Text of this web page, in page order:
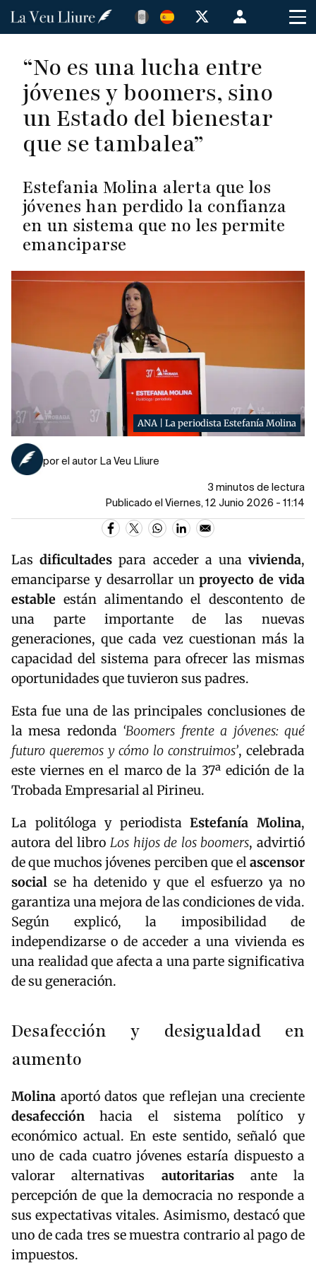
Pasar
principal
Menú
de
cuenta
de
usuario
“No es una lucha entre
jóvenes y boomers, sino
un Estado del bienestar
que se tambalea”
Estefania Molina alerta que los
jóvenes han perdido la confianza
en un sistema que no les permite
emanciparse
ANA | La periodista Estefanía Molina
por el autor La Veu Lliure
3 minutos de lectura
Publicado el Viernes, 12 Junio 2026 - 11:14
Lasdificultades para acceder a unavivienda,
emanciparse y desarrollar unproyecto de vida
estable están alimentando el descontento de
una parte importante de las nuevas
generaciones, que cada vez cuestionan más la
capacidad del sistema para ofrecer las mismas
oportunidades que tuvieron sus padres.
Esta fue una de las principales conclusiones de
la mesa redonda ‘Boomers frente a jóvenes: qué
futuro queremos y cómo lo construimos’, celebrada
este viernes en el marco de la 37ª edición de la
Trobada Empresarial al Pirineu.
La politóloga y periodistaEstefanía Molina,
autora del libro Los hijos de los boomers, advirtió
de que muchos jóvenes perciben que elascensor
social se ha detenido y que el esfuerzo ya no
garantiza una mejora de las condiciones de vida.
Según explicó, la imposibilidad de
independizarse o de acceder a una vivienda es
una realidad que afecta a una parte significativa
de su generación.
Desafección y desigualdad en
aumento
Molina aportó datos que reflejan una creciente
desafección hacia el sistema político y
económico actual. En este sentido, señaló que
uno de cada cuatro jóvenes estaría dispuesto a
valorar alternativas autoritariasante la
percepción de que la democracia no responde a
sus expectativas vitales. Asimismo, destacó que
uno de cada tres se muestra contrario al pago de
impuestos.